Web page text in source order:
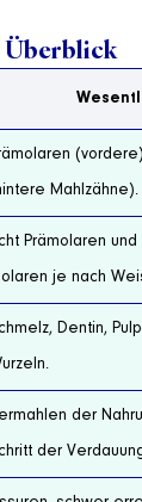
Überblick
Mahlzähne).
Prämolaren
je nach
Dentin,
der
der